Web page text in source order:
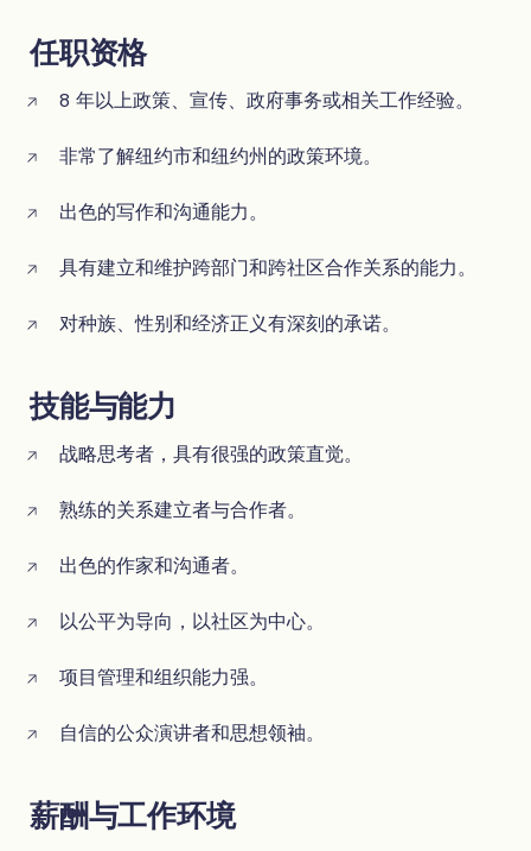
任职资格
8 年以上政策、宣传、政府事务或相关工作经验。
非常了解纽约市和纽约州的政策环境。
出色的写作和沟通能力。
具有建立和维护跨部门和跨社区合作关系的能力。
对种族、性别和经济正义有深刻的承诺。
技能与能力
战略思考者，具有很强的政策直觉。
熟练的关系建立者与合作者。
出色的作家和沟通者。
以公平为导向，以社区为中心。
项目管理和组织能力强。
自信的公众演讲者和思想领袖。
薪酬与工作环境